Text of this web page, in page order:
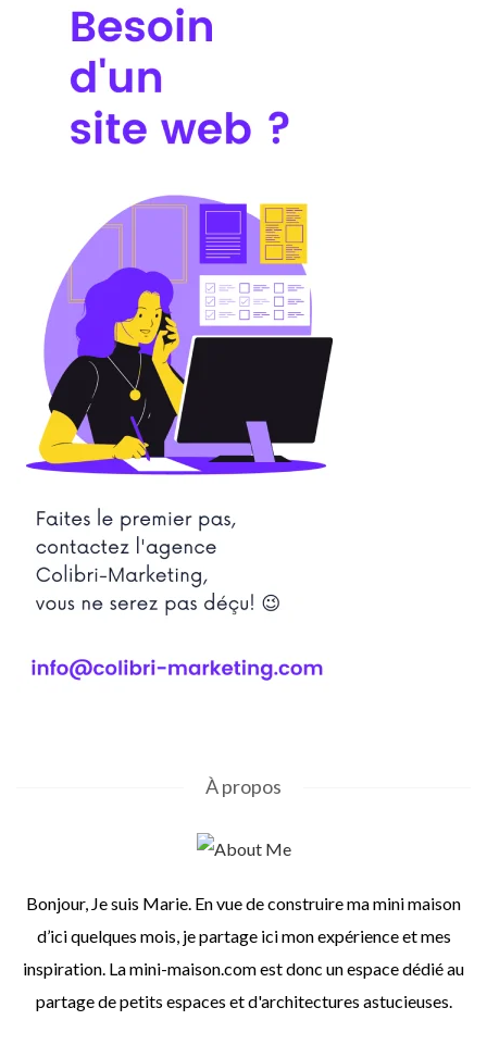
À propos
Bonjour, Je suis Marie. En vue de construire ma mini maison
d’ici quelques mois, je partage ici mon expérience et mes
inspiration. La mini-maison.com est donc un espace dédié au
partage de petits espaces et d'architectures astucieuses.